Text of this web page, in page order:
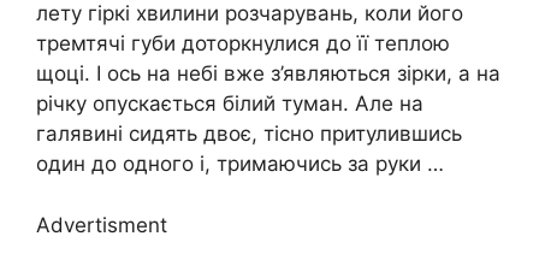
лету гіркі хвилини розчарувань, коли його
тремтячі губи доторкнулися до її теплою
щоці. І ось на небі вже з’являються зірки, а на
річку опускається білий туман. Але на
галявині сидять двоє, тісно притулившись
один до одного і, тримаючись за руки …
Advertisment